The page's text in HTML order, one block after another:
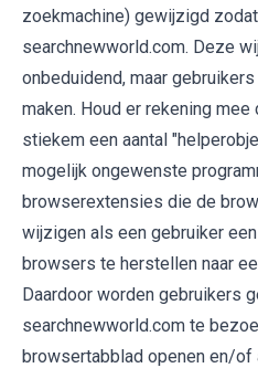
zoekmachine) gewijzigd
searchnewworld.com. Deze
onbeduidend, maar
maken. Houd er rekening
stiekem een aantal
mogelijk ongewenste
browserextensies die de
wijzigen als een gebruiker
browsers te herstellen naar
Daardoor worden gebruikers
searchnewworld.com te
browsertabblad openen en/of